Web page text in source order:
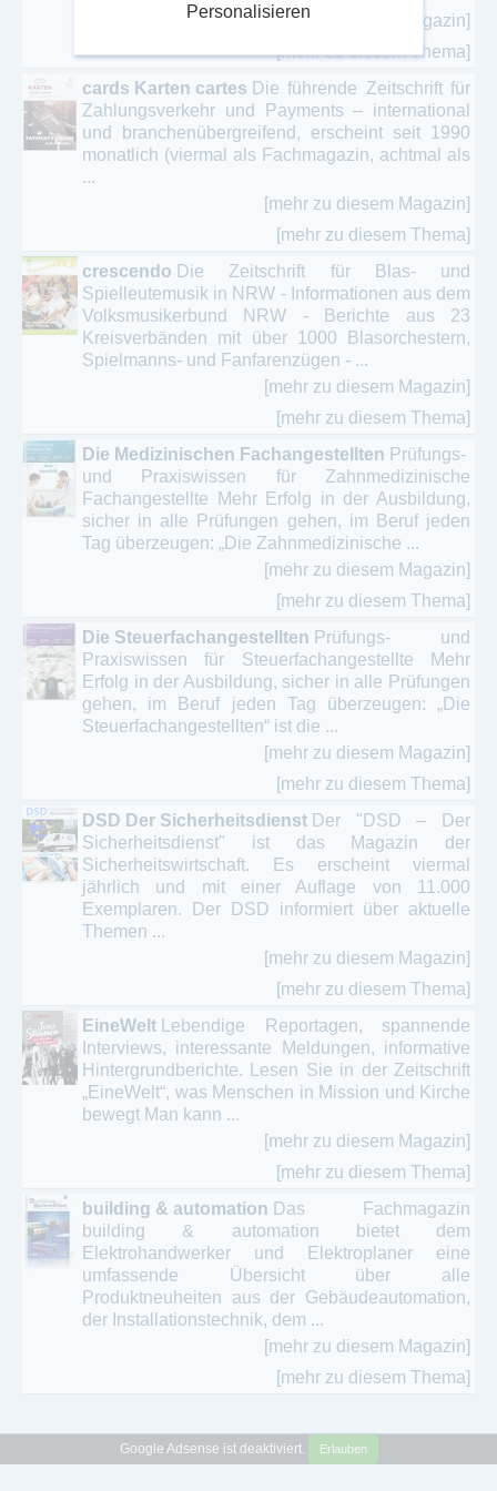
[mehr zu diesem Magazin]
[mehr zu diesem Thema]
cards Karten cartes Die führende Zeitschrift für
Zahlungsverkehr und Payments – international
und branchenübergreifend, erscheint seit 1990
monatlich (viermal als Fachmagazin, achtmal als
...
[mehr zu diesem Magazin]
[mehr zu diesem Thema]
crescendo Die Zeitschrift für Blas- und
Spielleutemusik in NRW - Informationen aus dem
Volksmusikerbund NRW - Berichte aus 23
Kreisverbänden mit über 1000 Blasorchestern,
Spielmanns- und Fanfarenzügen - ...
[mehr zu diesem Magazin]
[mehr zu diesem Thema]
Die Medizinischen Fachangestellten Prüfungs-
und Praxiswissen für Zahnmedizinische
Fachangestellte Mehr Erfolg in der Ausbildung,
sicher in alle Prüfungen gehen, im Beruf jeden
Tag überzeugen: „Die Zahnmedizinische ...
[mehr zu diesem Magazin]
[mehr zu diesem Thema]
Die Steuerfachangestellten Prüfungs- und
Praxiswissen für Steuerfachangestellte Mehr
Erfolg in der Ausbildung, sicher in alle Prüfungen
gehen, im Beruf jeden Tag überzeugen: „Die
Steuerfachangestellten“ ist die ...
[mehr zu diesem Magazin]
[mehr zu diesem Thema]
DSD Der Sicherheitsdienst Der "DSD – Der
Sicherheitsdienst" ist das Magazin der
Sicherheitswirtschaft. Es erscheint viermal
jährlich und mit einer Auflage von 11.000
Exemplaren. Der DSD informiert über aktuelle
Themen ...
[mehr zu diesem Magazin]
[mehr zu diesem Thema]
EineWelt
Lebendige Reportagen, spannende
Interviews, interessante Meldungen, informative
Hintergrundberichte. Lesen Sie in der Zeitschrift
„EineWelt“, was Menschen in Mission und Kirche
bewegt Man kann ...
[mehr zu diesem Magazin]
[mehr zu diesem Thema]
building & automation Das Fachmagazin
building & automation bietet dem
Elektrohandwerker und Elektroplaner eine
umfassende Übersicht über alle
Produktneuheiten aus der Gebäudeautomation,
der Installationstechnik, dem ...
[mehr zu diesem Magazin]
[mehr zu diesem Thema]
Google Adsense ist deaktiviert. Erlauben
Personalisieren